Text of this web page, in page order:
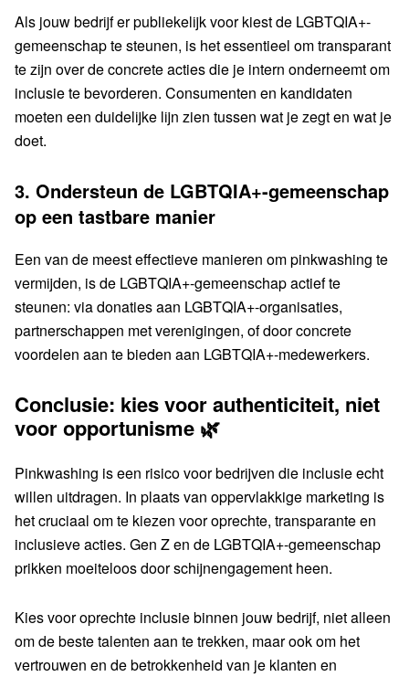
Als jouw bedrijf er publiekelijk voor kiest de LGBTQIA+-
gemeenschap te steunen, is het essentieel om transparant
te zijn over de concrete acties die je intern onderneemt om
inclusie te bevorderen. Consumenten en kandidaten
moeten een duidelijke lijn zien tussen wat je zegt en wat je
doet.
3. Ondersteun de LGBTQIA+-gemeenschap
op een tastbare manier
Een van de meest effectieve manieren om pinkwashing te
vermijden, is de LGBTQIA+-gemeenschap actief te
steunen: via donaties aan LGBTQIA+-organisaties,
partnerschappen met verenigingen, of door concrete
voordelen aan te bieden aan LGBTQIA+-medewerkers.
Conclusie: kies voor authenticiteit, niet
voor opportunisme 🌿
Pinkwashing is een risico voor bedrijven die inclusie echt
willen uitdragen. In plaats van oppervlakkige marketing is
het cruciaal om te kiezen voor oprechte, transparante en
inclusieve acties. Gen Z en de LGBTQIA+-gemeenschap
prikken moeiteloos door schijnengagement heen.
Kies voor oprechte inclusie binnen jouw bedrijf, niet alleen
om de beste talenten aan te trekken, maar ook om het
vertrouwen en de betrokkenheid van je klanten en